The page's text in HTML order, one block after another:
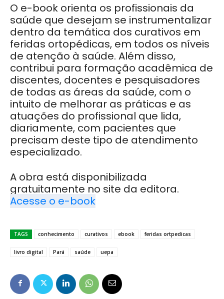
O e-book orienta os profissionais da
saúde que desejam se instrumentalizar
dentro da temática dos curativos em
feridas ortopédicas, em todos os níveis
de atenção à saúde. Além disso,
contribui para formação acadêmica de
discentes, docentes e pesquisadores
de todas as áreas da saúde, com o
intuito de melhorar as práticas e as
atuações do profissional que lida,
diariamente, com pacientes que
precisam deste tipo de atendimento
especializado.
A obra está disponibilizada
gratuitamente no site da editora.
Acesse o e-book
TAGS conhecimento curativos ebook feridas ortpedicas
livro digital Pará saúde uepa